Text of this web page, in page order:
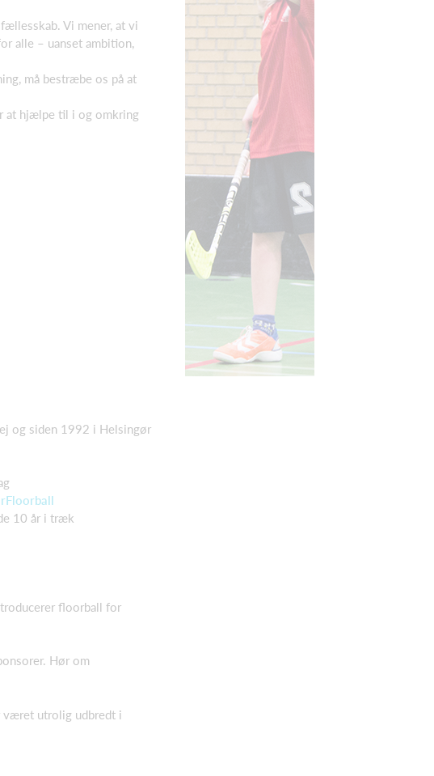
Vi mener, at vi
alle – uanset ambition,
må bestræbe os på at
at hjælpe til i og omkring
og siden 1992 i Helsingør
10 år i træk
floorball for
Hør om
været utrolig udbredt i